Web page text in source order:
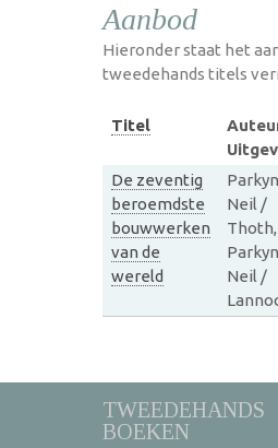
Aanbod
Hieronder staat het
tweedehands titels
Titel
De zeventig
beroemdste
bouwwerken
van de
wereld
Neil /
Thoth,
Neil /
TWEEDEHANDS
BOEKEN